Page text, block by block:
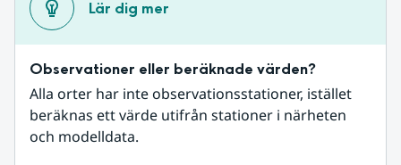
Lär dig mer
Observationer eller beräknade värden?
Alla orter har inte observationsstationer, istället
beräknas ett värde utifrån stationer i närheten
och modelldata.